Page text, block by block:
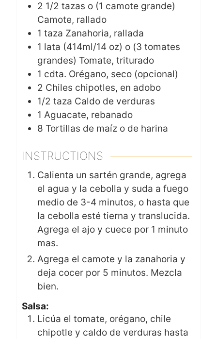
2 1/2 tazas o (1 camote grande)
Camote, rallado
1 taza Zanahoria, rallada
1 lata (414ml/14 oz) o (3 tomates
grandes) Tomate, triturado
1 cdta. Orégano, seco (opcional)
2 Chiles chipotles, en adobo
1/2 taza Caldo de verduras
1 Aguacate, rebanado
8 Tortillas de maíz o de harina
INSTRUCTIONS
Calienta un sartén grande, agrega
el agua y la cebolla y suda a fuego
medio de 3-4 minutos, o hasta que
la cebolla esté tierna y translucida.
Agrega el ajo y cuece por 1 minuto
mas.
Agrega el camote y la zanahoria y
deja cocer por 5 minutos. Mezcla
bien.
Salsa:
Licúa el tomate, orégano, chile
chipotle y caldo de verduras hasta